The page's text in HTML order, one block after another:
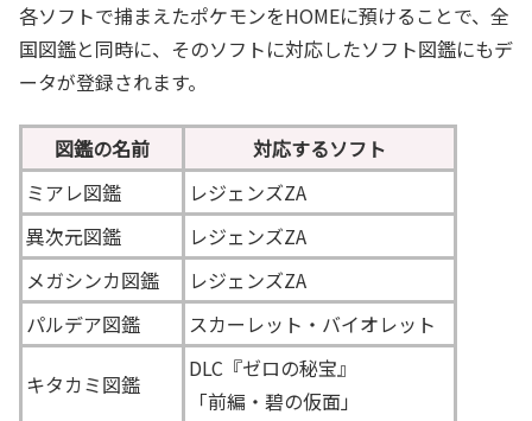
各ソフトで捕まえたポケモンをHOMEに預けることで、全
国図鑑と同時に、そのソフトに対応したソフト図鑑にもデ
ータが登録されます。
図鑑の名前
対応するソフト
ミアレ図鑑
レジェンズZA
異次元図鑑
レジェンズZA
メガシンカ図鑑
レジェンズZA
パルデア図鑑
スカーレット・バイオレット
キタカミ図鑑
DLC『ゼロの秘宝』
「前編・碧の仮面」